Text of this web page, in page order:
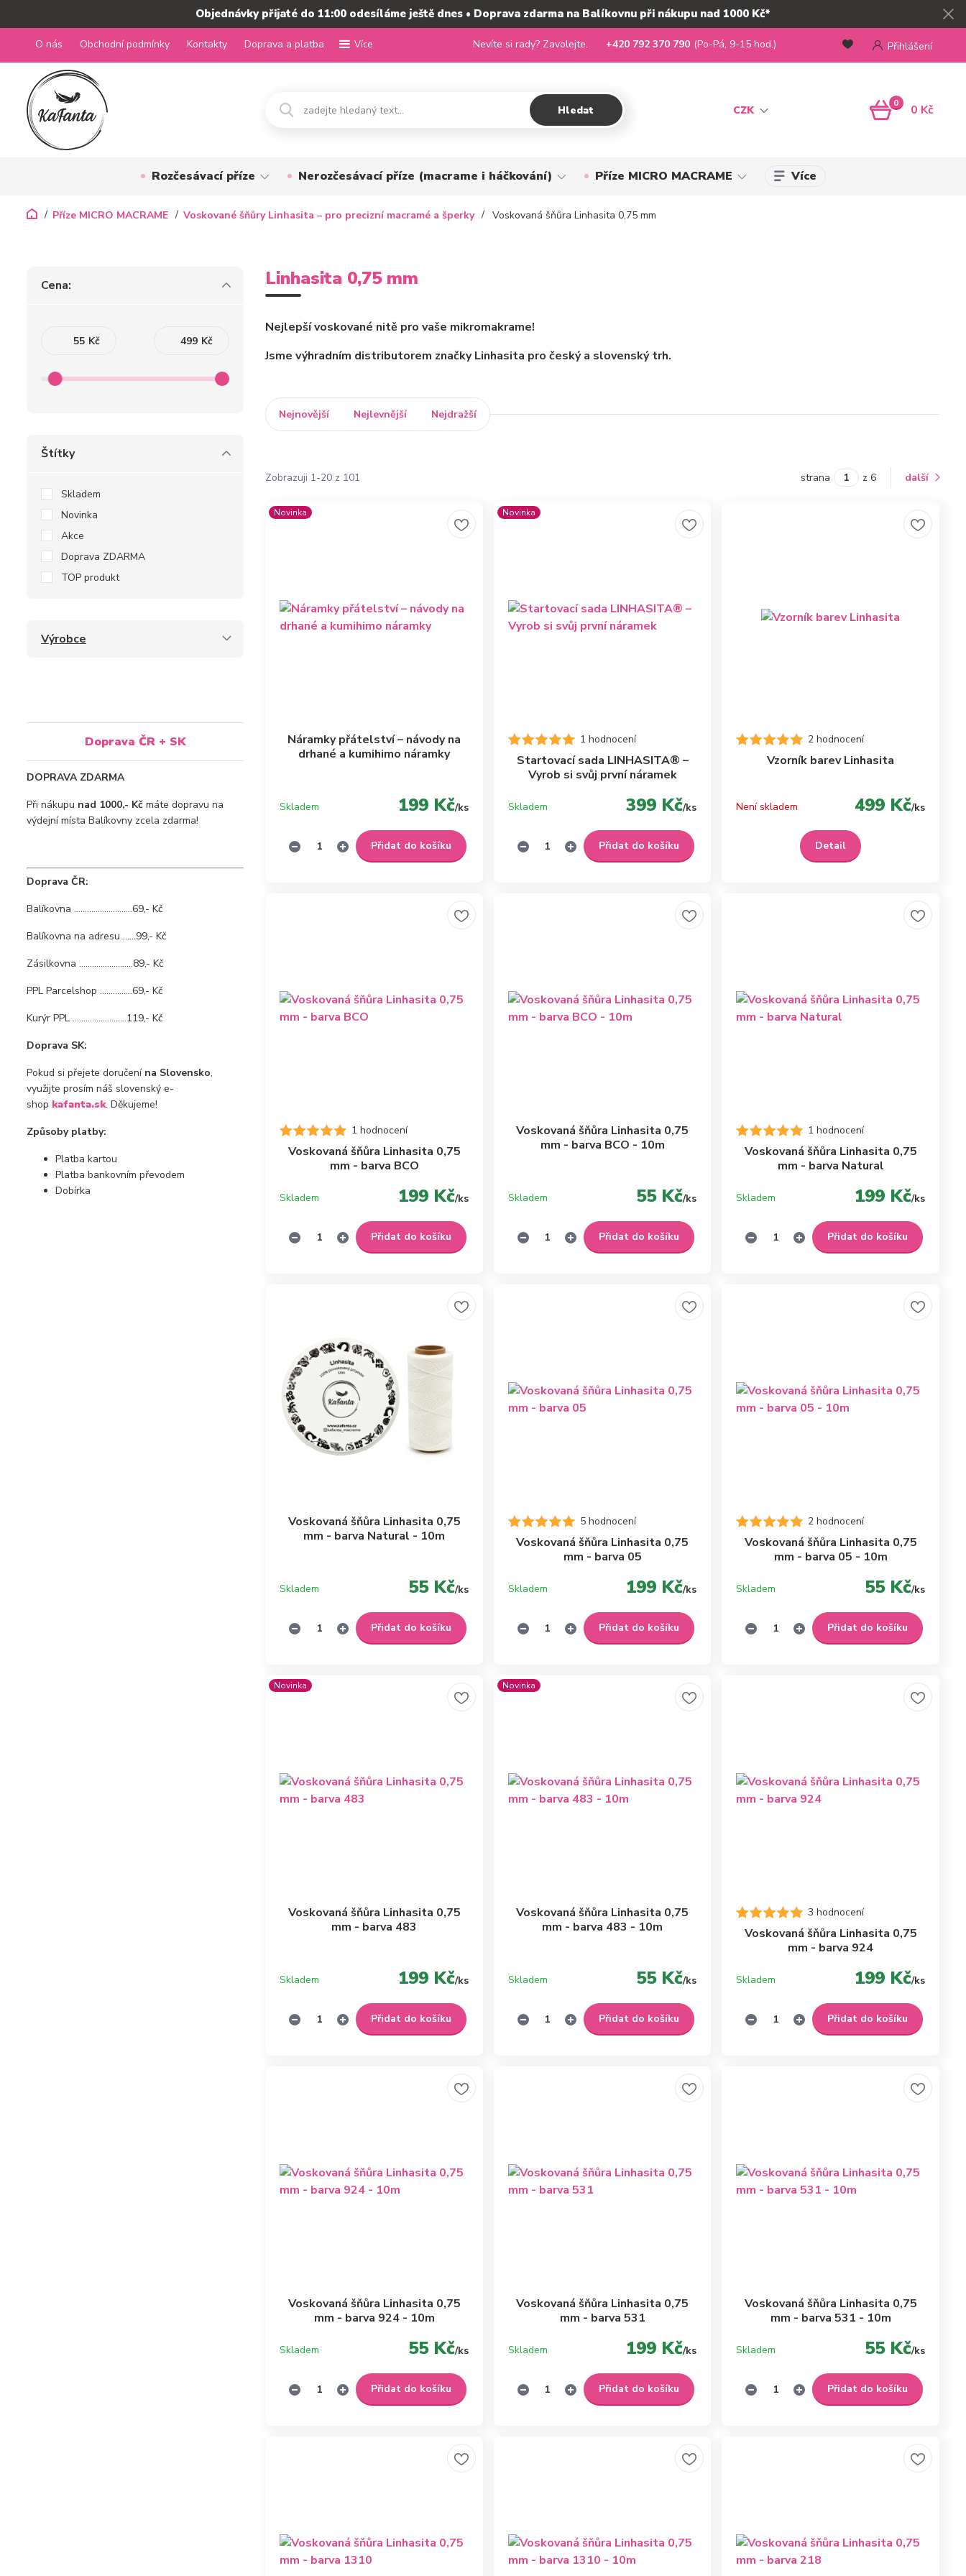
Objednávky přijaté do 11:00 odesíláme ještě dnes • Doprava zdarma na Balíkovnu při nákupu nad 1000 Kč*
O nás Obchodní podmínky Kontakty Doprava a platba Více
CZK
Přihlášení
Hledat
Nevíte si rady? Zavolejte. +420 792 370 790 (Po-Pá, 9-15 hod.)
0 0 Kč
Rozčesávací příze Nerozčesávací příze (macrame i háčkování) Příze MICRO MACRAME Více
Příze MICRO MACRAME Voskované šňůry Linhasita – pro precizní macramé a šperky Voskovaná šňůra Linhasita 0,75 mm
Linhasita 0,75 mm
Nejlepší voskované nitě pro vaše mikromakrame!
Jsme výhradním distributorem značky Linhasita pro český a slovenský trh.
Nejnovější Nejlevnější Nejdražší
Zobrazuji 1-20 z 101 strana z 6 další
Novinka
Náramky přátelství – návody na
drhané a kumihimo náramky
199 Kč/ks
Skladem
Přidat do košíku
Novinka
1 hodnocení
Startovací sada LINHASITA® –
Vyrob si svůj první náramek
399 Kč/ks
Skladem
Přidat do košíku
2 hodnocení
Vzorník barev Linhasita
499 Kč/ks
Není skladem
Detail
1 hodnocení
Voskovaná šňůra Linhasita 0,75
mm - barva BCO
199 Kč/ks
Skladem
Přidat do košíku
Voskovaná šňůra Linhasita 0,75
mm - barva BCO - 10m
55 Kč/ks
Skladem
Přidat do košíku
1 hodnocení
Voskovaná šňůra Linhasita 0,75
mm - barva Natural
199 Kč/ks
Skladem
Přidat do košíku
Voskovaná šňůra Linhasita 0,75
mm - barva Natural - 10m
55 Kč/ks
Skladem
Přidat do košíku
5 hodnocení
Voskovaná šňůra Linhasita 0,75
mm - barva 05
199 Kč/ks
Skladem
Přidat do košíku
2 hodnocení
Voskovaná šňůra Linhasita 0,75
mm - barva 05 - 10m
55 Kč/ks
Skladem
Přidat do košíku
Novinka
Voskovaná šňůra Linhasita 0,75
mm - barva 483
199 Kč/ks
Skladem
Přidat do košíku
Novinka
Voskovaná šňůra Linhasita 0,75
mm - barva 483 - 10m
55 Kč/ks
Skladem
Přidat do košíku
3 hodnocení
Voskovaná šňůra Linhasita 0,75
mm - barva 924
199 Kč/ks
Skladem
Přidat do košíku
Voskovaná šňůra Linhasita 0,75
mm - barva 924 - 10m
55 Kč/ks
Skladem
Přidat do košíku
Voskovaná šňůra Linhasita 0,75
mm - barva 531
199 Kč/ks
Skladem
Přidat do košíku
Voskovaná šňůra Linhasita 0,75
mm - barva 531 - 10m
55 Kč/ks
Skladem
Přidat do košíku
Cena:
Kč Kč
Štítky
Skladem
Novinka
Akce
Doprava ZDARMA
TOP produkt
Výrobce
Doprava ČR + SK
DOPRAVA ZDARMA
Při nákupu nad 1000,- Kč máte dopravu na
výdejní místa Balíkovny zcela zdarma!
Doprava ČR:
Balíkovna ...........................69,- Kč
Balíkovna na adresu ......99,- Kč
Zásilkovna .........................89,- Kč
PPL Parcelshop ...............69,- Kč
Kurýr PPL .........................119,- Kč
Doprava SK:
Pokud si přejete doručení na Slovensko,
využijte prosím náš slovenský e-
shop kafanta.sk. Děkujeme!
Způsoby platby:
Platba kartou
Platba bankovním převodem
Dobírka